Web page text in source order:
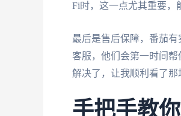
Fi时，这一点尤其重要，
最后是售后保障，番茄
客服，他们会第一时间
解决了，让我顺利看了那
手把手教